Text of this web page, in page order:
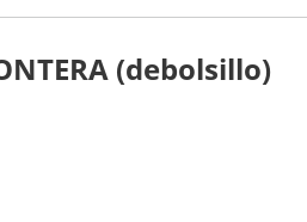
(debolsillo)